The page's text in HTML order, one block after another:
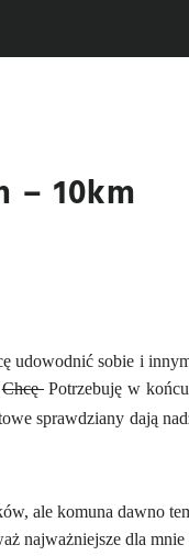
– 10km
udowodnić sobie i
Chcę Potrzebuję w
sprawdziany dają
ale komuna dawno
najważniejsze dla